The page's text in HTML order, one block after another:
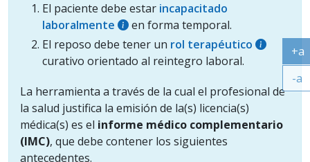
El paciente debe estar incapacitado
laboralmente
en forma temporal.
El reposo debe tener un rol terapéutico
curativo orientado al reintegro laboral.
La herramienta a través de la cual el profesional de
la salud justifica la emisión de la(s) licencia(s)
médica(s) es el informe médico complementario
(IMC), que debe contener los siguientes
antecedentes.
+a
-a